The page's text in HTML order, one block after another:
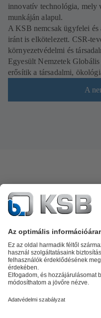
innovatív technológia, mely
munkáján alapul.
A KSB nemcsak ügyfelei és
iránt is elkötelezett. CSR-
környezetvédelmi és
Egyesült Nemzetek
erősítik a társadalmi,
A